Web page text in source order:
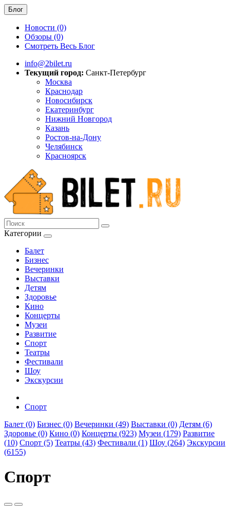
Блог
Новости (0)
Обзоры (0)
Смотреть Весь Блог
info@2bilet.ru
Текущий город: Санкт-Петербург
Москва
Краснодар
Новосибирск
Екатеринбург
Нижний Новгород
Казань
Ростов-на-Дону
Челябинск
Красноярск
Категории
Балет
Бизнес
Вечеринки
Выставки
Детям
Здоровье
Кино
Концерты
Музеи
Развитие
Спорт
Театры
Фестивали
Шоу
Экскурсии
Спорт
Балет (0) Бизнес (0) Вечеринки (49) Выставки (0) Детям (6)
Здоровье (0) Кино (0) Концерты (923) Музеи (179) Развитие
(10) Спорт (5) Театры (43) Фестивали (1) Шоу (264) Экскурсии
(6155)
Спорт